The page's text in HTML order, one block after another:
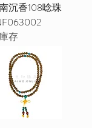
沉香108唸珠
存